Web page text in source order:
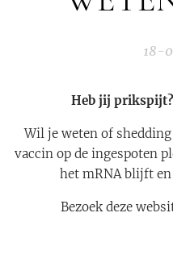
18-
Heb jij
Wil je weten of
vaccin op de ingespoten
het mRNA blijft
Bezoek deze